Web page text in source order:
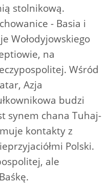
stolnikową.
- Basia i
Wołodyjowskiego
na
Wśród
Azja
budzi
synem chana Tuhaj-
kontakty z
Polski.
ale